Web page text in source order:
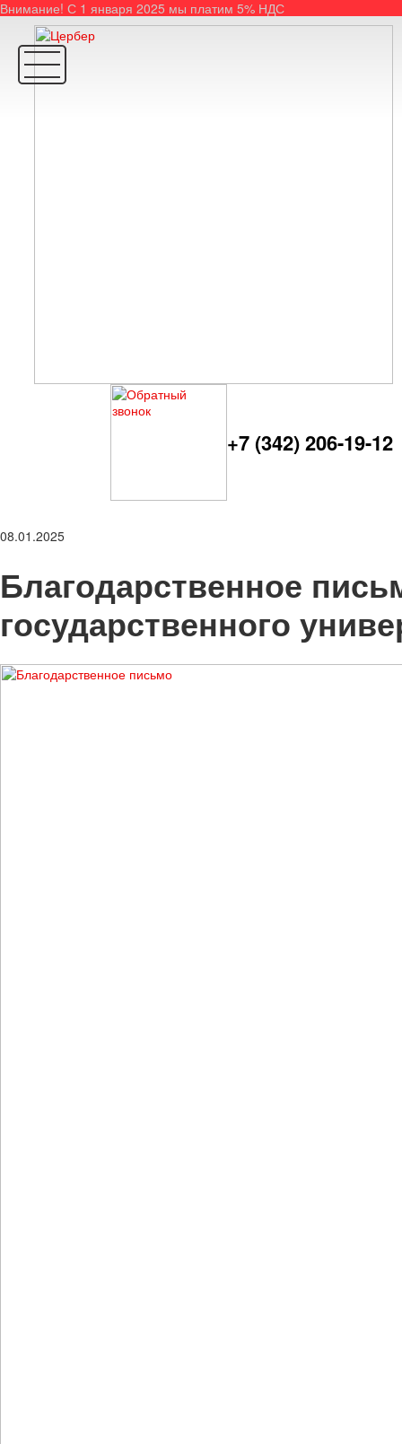
Внимание! С 1 января 2025 мы платим 5% НДС
+7 (342) 206-19-12
08.01.2025
Благодарственное
государственного